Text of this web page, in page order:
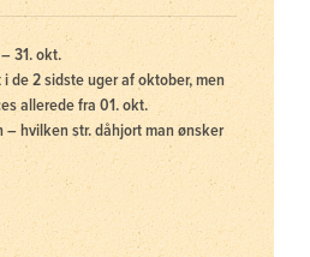
31. okt.
de 2 sidste uger af oktober, men
allerede fra 01. okt.
hvilken str. dåhjort man ønsker